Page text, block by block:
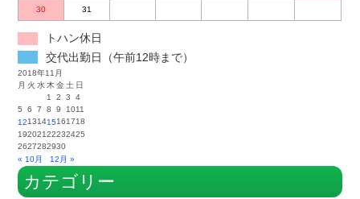
30 31
トハン休日
交代出勤日（午前12時まで）
2018年11月
月 火 水 木 金 土 日
1
2 3
4
5
6 7 8 9 1011
12131415161718
19202122232425
2627282930
« 10月
12月 »
カテゴリー